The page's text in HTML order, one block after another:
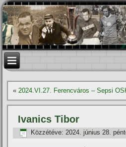
«2024.VI.27. Ferencváros – Sepsi
Ivanics Tibor
Közzétéve: 2024. június 28.